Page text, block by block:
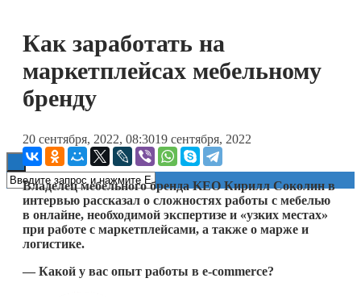
ESG
Как заработать на
маркетплейсах мебельному
бренду
20 сентября, 2022, 08:3019 сентября, 2022
Владелец мебельного бренда KEO Кирилл Соколин в
интервью рассказал о сложностях работы с мебелью
в онлайне, необходимой экспертизе и «узких местах»
при работе с маркетплейсами, а также о марже и
логистике.
— Какой у вас опыт работы в e-commerce?